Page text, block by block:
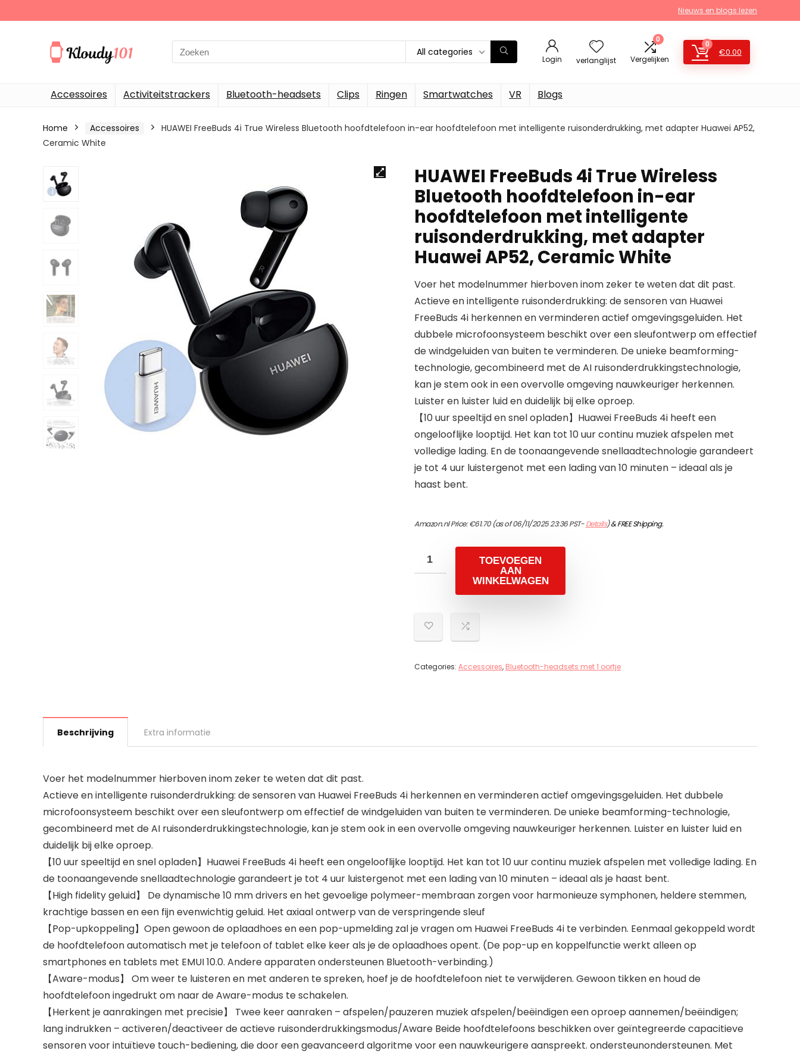
Nieuws en blogs lezen
Search
for:
All categories
Login verlanglijst
0
Vergelijken
0
€0.00
Accessoires Activiteitstrackers Bluetooth-headsets Clips Ringen Smartwatches VR Blogs
Home Accessoires
HUAWEI FreeBuds 4i True Wireless Bluetooth hoofdtelefoon in-ear hoofdtelefoon met intelligente ruisonderdrukking, met adapter Huawei AP52,
Ceramic White
HUAWEI FreeBuds 4i True Wireless
Bluetooth hoofdtelefoon in-ear
hoofdtelefoon met intelligente
ruisonderdrukking, met adapter
Huawei AP52, Ceramic White
Voer het modelnummer hierboven inom zeker te weten dat dit past.
Actieve en intelligente ruisonderdrukking: de sensoren van Huawei
FreeBuds 4i herkennen en verminderen actief omgevingsgeluiden. Het
dubbele microfoonsysteem beschikt over een sleufontwerp om effectief
de windgeluiden van buiten te verminderen. De unieke beamforming-
technologie, gecombineerd met de AI ruisonderdrukkingstechnologie,
kan je stem ook in een overvolle omgeving nauwkeuriger herkennen.
Luister en luister luid en duidelijk bij elke oproep.
【10 uur speeltijd en snel opladen】Huawei FreeBuds 4i heeft een
ongelooflijke looptijd. Het kan tot 10 uur continu muziek afspelen met
volledige lading. En de toonaangevende snellaadtechnologie garandeert
je tot 4 uur luistergenot met een lading van 10 minuten – ideaal als je
haast bent.
Amazon.nl Price:€61.70(as of 06/11/2025 23:36 PST-Details)&FREE Shipping.
TOEVOEGEN
AAN
WINKELWAGEN
Categories: Accessoires, Bluetooth-headsets met 1 oortje
Beschrijving Extra informatie
Voer het modelnummer hierboven inom zeker te weten dat dit past.
Actieve en intelligente ruisonderdrukking: de sensoren van Huawei FreeBuds 4i herkennen en verminderen actief omgevingsgeluiden. Het dubbele
microfoonsysteem beschikt over een sleufontwerp om effectief de windgeluiden van buiten te verminderen. De unieke beamforming-technologie,
gecombineerd met de AI ruisonderdrukkingstechnologie, kan je stem ook in een overvolle omgeving nauwkeuriger herkennen. Luister en luister luid en
duidelijk bij elke oproep.
【10 uur speeltijd en snel opladen】Huawei FreeBuds 4i heeft een ongelooflijke looptijd. Het kan tot 10 uur continu muziek afspelen met volledige lading. En
de toonaangevende snellaadtechnologie garandeert je tot 4 uur luistergenot met een lading van 10 minuten – ideaal als je haast bent.
【High fidelity geluid】 De dynamische 10 mm drivers en het gevoelige polymeer-membraan zorgen voor harmonieuze symphonen, heldere stemmen,
krachtige bassen en een fijn evenwichtig geluid. Het axiaal ontwerp van de verspringende sleuf
【Pop-upkoppeling】Open gewoon de oplaadhoes en een pop-upmelding zal je vragen om Huawei FreeBuds 4i te verbinden. Eenmaal gekoppeld wordt
de hoofdtelefoon automatisch met je telefoon of tablet elke keer als je de oplaadhoes opent. (De pop-up en koppelfunctie werkt alleen op
smartphones en tablets met EMUI 10.0. Andere apparaten ondersteunen Bluetooth-verbinding.)
【Aware-modus】 Om weer te luisteren en met anderen te spreken, hoef je de hoofdtelefoon niet te verwijderen. Gewoon tikken en houd de
hoofdtelefoon ingedrukt om naar de Aware-modus te schakelen.
【Herkent je aanrakingen met precisie】 Twee keer aanraken – afspelen/pauzeren muziek afspelen/beëindigen een oproep aannemen/beëindigen;
lang indrukken – activeren/deactiveer de actieve ruisonderdrukkingsmodus/Aware Beide hoofdtelefoons beschikken over geïntegreerde capacitieve
sensoren voor intuïtieve touch-bediening, die door een geavanceerd algoritme voor een nauwkeurigere aanspreekt. ondersteunondersteunen. Met